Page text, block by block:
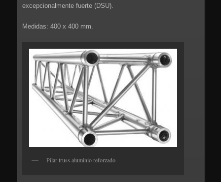
excepcionalmente fuerte (DSU).
Medidas: 400 x 400 mm.
Pilar truss aluminio reforzado